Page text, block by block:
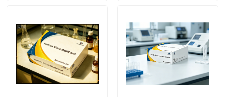
Produkte
Über uns